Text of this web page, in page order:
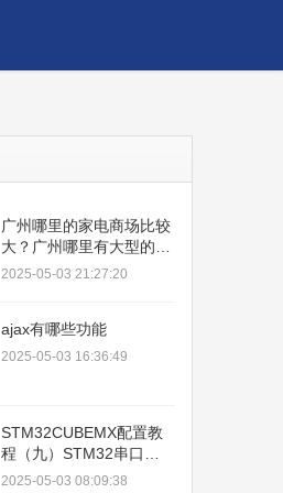
广州哪里的家电商场比较
大？广州哪里有大型的电
器城？
2025-05-03 21:27:20
ajax有哪些功能
2025-05-03 16:36:49
STM32CUBEMX配置教
程（九）STM32串口
DMA收发数据
2025-05-03 08:09:38